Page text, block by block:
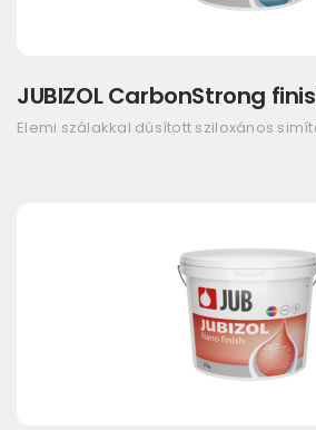
JUBIZOL CarbonStrong
Elemi szálakkal dúsított sziloxános